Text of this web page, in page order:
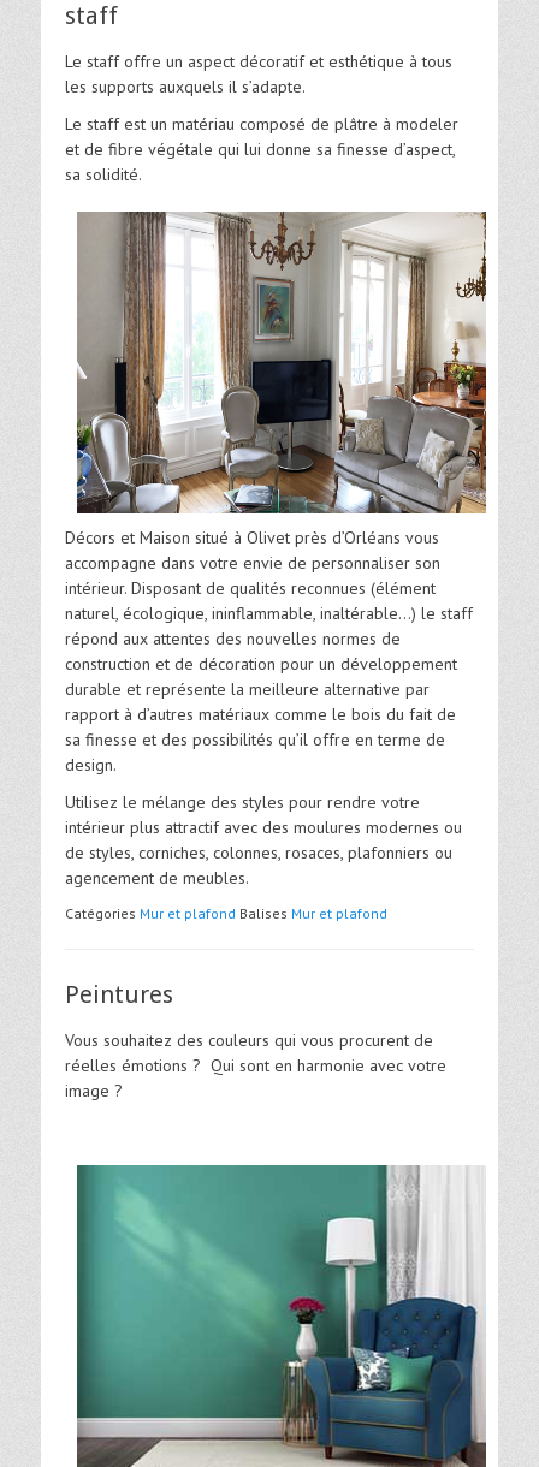
staff
Le staff offre un aspect décoratif et esthétique à tous
les supports auxquels il s’adapte.
Le staff est un matériau composé de plâtre à modeler
et de fibre végétale qui lui donne sa finesse d’aspect,
sa solidité.
Décors et Maison situé à Olivet près d’Orléans vous
accompagne dans votre envie de personnaliser son
intérieur. Disposant de qualités reconnues (élément
naturel, écologique, ininflammable, inaltérable…) le staff
répond aux attentes des nouvelles normes de
construction et de décoration pour un développement
durable et représente la meilleure alternative par
rapport à d’autres matériaux comme le bois du fait de
sa finesse et des possibilités qu’il offre en terme de
design.
Utilisez le mélange des styles pour rendre votre
intérieur plus attractif avec des moulures modernes ou
de styles, corniches, colonnes, rosaces, plafonniers ou
agencement de meubles.
Catégories Mur et plafond Balises Mur et plafond
Peintures
Vous souhaitez des couleurs qui vous procurent de
réelles émotions ? Qui sont en harmonie avec votre
image ?